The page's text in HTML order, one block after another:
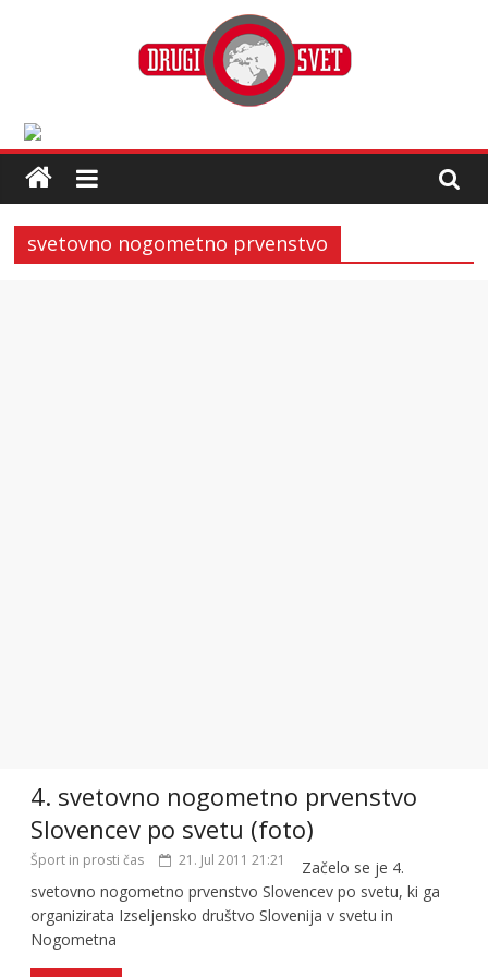
svetovno nogometno prvenstvo
4. svetovno nogometno prvenstvo
Slovencev po svetu (foto)
Šport in prosti čas 21. Jul 2011 21:21
Začelo se je 4.
svetovno nogometno prvenstvo Slovencev po svetu, ki ga
organizirata Izseljensko društvo Slovenija v svetu in
Nogometna